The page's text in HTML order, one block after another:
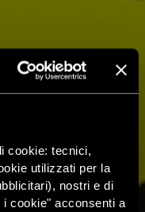
cookie: tecnici,
utilizzati per la
nostri e di
cookie" acconsenti a